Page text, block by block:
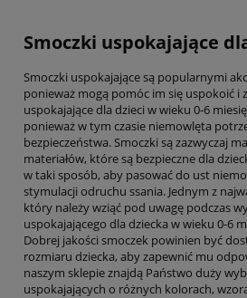
Smoczki uspokajające
Smoczki uspokajające są popularnymi
ponieważ mogą pomóc im się uspokoić i
uspokajające dla dzieci w wieku 0-6
ponieważ w tym czasie niemowlęta
bezpieczeństwa. Smoczki są zazwyczaj
materiałów, które są bezpieczne dla
w taki sposób, aby pasować do ust
stymulacji odruchu ssania. Jednym z
który należy wziąć pod uwagę podczas
uspokajającego dla dziecka w wieku 0-6
Dobrej jakości smoczek powinien być
rozmiaru dziecka, aby zapewnić mu
naszym sklepie znajdą Państwo duży
uspokajających o różnych kolorach,